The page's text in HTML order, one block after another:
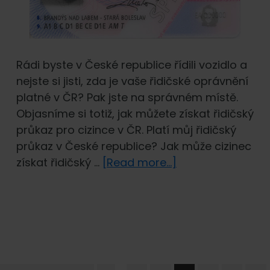
Rádi byste v České republice řídili vozidlo a
nejste si jisti, zda je vaše řidičské oprávnění
platné v ČR? Pak jste na správném místě.
Objasníme si totiž, jak můžete získat řidičský
průkaz pro cizince v ČR. Platí můj řidičský
průkaz v České republice? Jak může cizinec
získat řidičský … [Read more...]